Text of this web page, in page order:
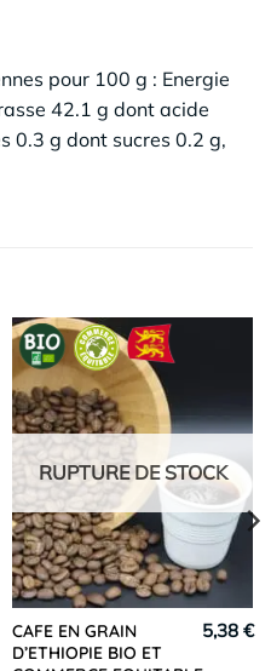
pour 100 g : Energie
42.1 g dont acide
0.3 g dont sucres 0.2 g,
RUPTURE DE STOCK
CAFE EN GRAIN
D’ETHIOPIE BIO ET
5,38 €